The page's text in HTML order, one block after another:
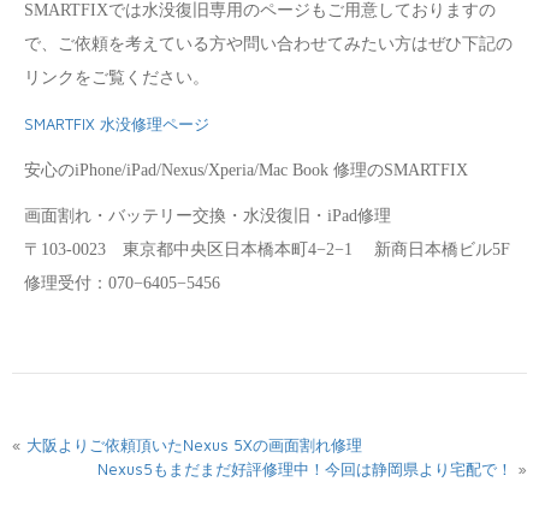
SMARTFIXでは水没復旧専用のページもご用意しておりますの
で、ご依頼を考えている方や問い合わせてみたい方はぜひ下記の
リンクをご覧ください。
SMARTFIX 水没修理ページ
安心のiPhone/iPad/Nexus/Xperia/Mac Book 修理のSMARTFIX
画面割れ・バッテリー交換・水没復旧・iPad修理
〒103-0023 東京都中央区日本橋本町4−2−1 新商日本橋ビル5F
修理受付：070−6405−5456
« 大阪よりご依頼頂いたNexus 5Xの画面割れ修理
Nexus5もまだまだ好評修理中！今回は静岡県より宅配で！
»